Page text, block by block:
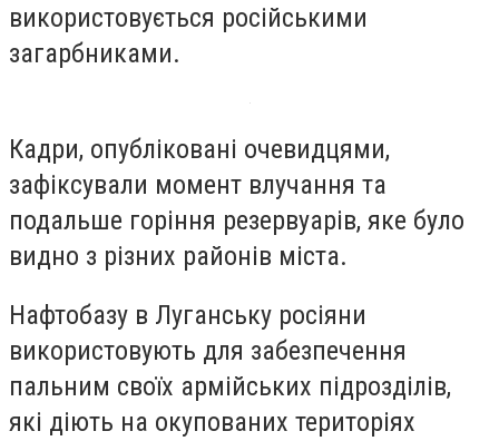
використовується російськими
загарбниками.
Кадри, опубліковані очевидцями,
зафіксували момент влучання та
подальше горіння резервуарів, яке було
видно з різних районів міста.
Нафтобазу в Луганську росіяни
використовують для забезпечення
пальним своїх армійських підрозділів,
які діють на окупованих територіях